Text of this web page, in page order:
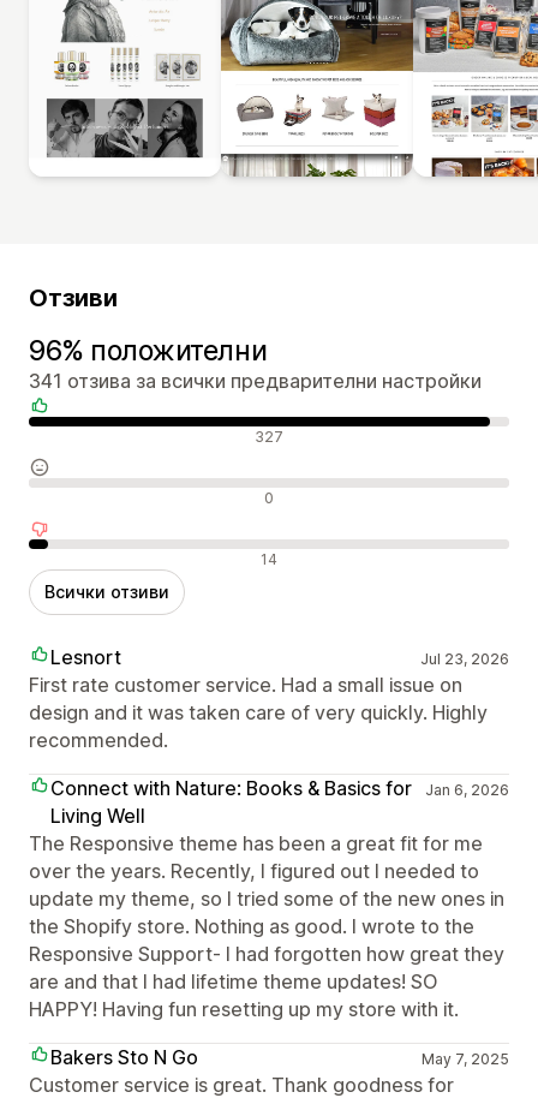
Отзиви
96% положителни
341 отзива за всички предварителни настройки
Положителни отзиви 327
Неутрални отзиви 0
Отрицателни отзиви 14
Всички отзиви
Lesnort Jul 23, 2026
First rate customer service. Had a small issue on
design and it was taken care of very quickly. Highly
recommended.
Connect with Nature: Books & Basics for
Living Well
Jan 6, 2026
The Responsive theme has been a great fit for me
over the years. Recently, I figured out I needed to
update my theme, so I tried some of the new ones in
the Shopify store. Nothing as good. I wrote to the
Responsive Support- I had forgotten how great they
are and that I had lifetime theme updates! SO
HAPPY! Having fun resetting up my store with it.
Bakers Sto N Go
May 7, 2025
Customer service is great. Thank goodness for